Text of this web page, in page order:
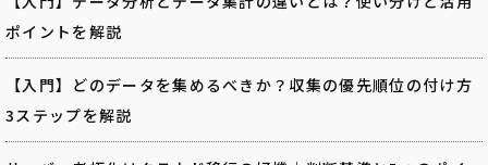
ポイントを解説
【入門】どのデータを集めるべきか？収集の優先順位の付け方
3ステップを解説